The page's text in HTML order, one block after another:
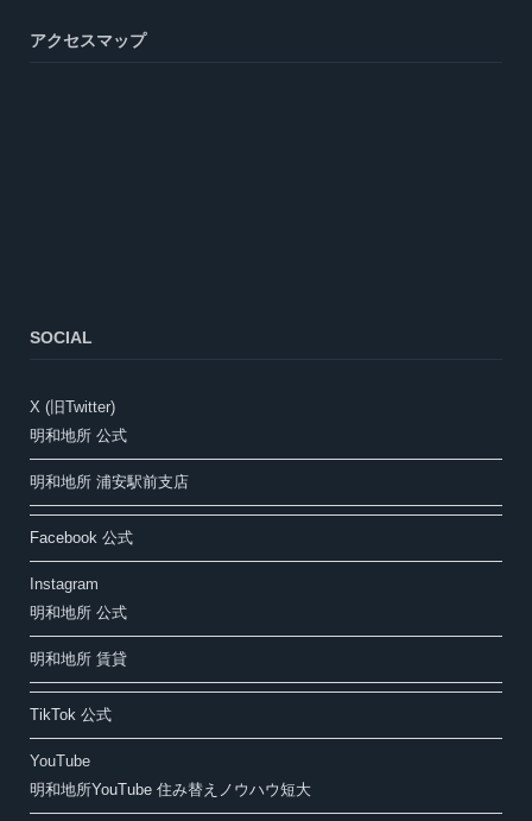
アクセスマップ
SOCIAL
X (旧Twitter)
明和地所 公式
明和地所 浦安駅前支店
Facebook 公式
Instagram
明和地所 公式
明和地所 賃貸
TikTok 公式
YouTube
明和地所YouTube 住み替えノウハウ短大